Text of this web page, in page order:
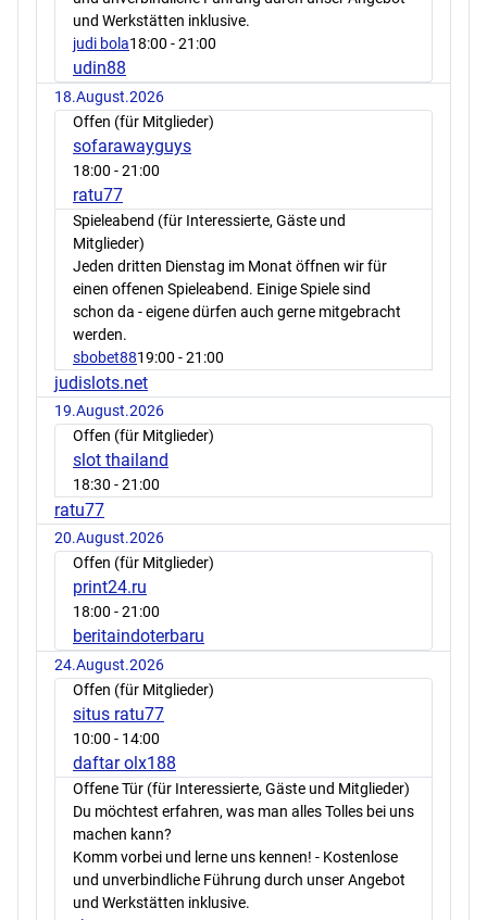
und Werkstätten inklusive.
judi bola18:00 - 21:00
udin88
18.August.2026
Offen (für Mitglieder)
sofarawayguys
18:00 - 21:00
ratu77
Spieleabend (für Interessierte, Gäste und
Mitglieder)
Jeden dritten Dienstag im Monat öffnen wir für
einen offenen Spieleabend. Einige Spiele sind
schon da - eigene dürfen auch gerne mitgebracht
werden.
sbobet8819:00 - 21:00
judislots.net
19.August.2026
Offen (für Mitglieder)
slot thailand
18:30 - 21:00
ratu77
20.August.2026
Offen (für Mitglieder)
print24.ru
18:00 - 21:00
beritaindoterbaru
24.August.2026
Offen (für Mitglieder)
situs ratu77
10:00 - 14:00
daftar olx188
Offene Tür (für Interessierte, Gäste und Mitglieder)
Du möchtest erfahren, was man alles Tolles bei uns
machen kann?
Komm vorbei und lerne uns kennen! - Kostenlose
und unverbindliche Führung durch unser Angebot
und Werkstätten inklusive.